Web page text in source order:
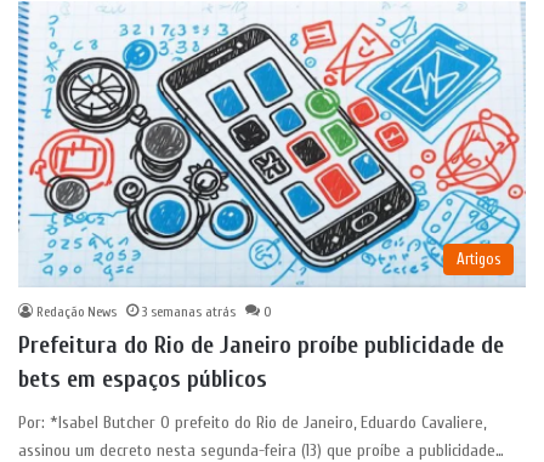
Artigos
Redação News 3 semanas atrás 0
Prefeitura do Rio de Janeiro proíbe publicidade de
bets em espaços públicos
Por: *Isabel Butcher O prefeito do Rio de Janeiro, Eduardo Cavaliere,
assinou um decreto nesta segunda-feira (13) que proíbe a publicidade…